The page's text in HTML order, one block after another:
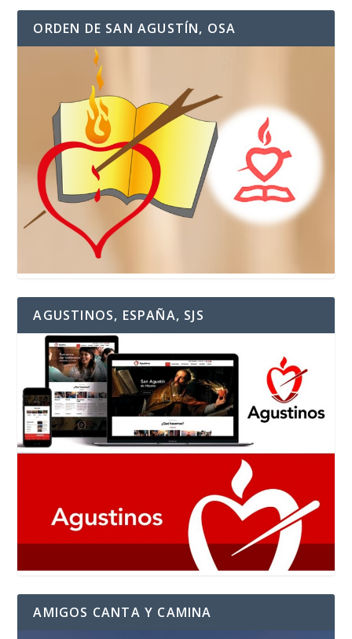
ORDEN DE SAN AGUSTÍN, OSA
AGUSTINOS, ESPAÑA, SJS
AMIGOS CANTA Y CAMINA